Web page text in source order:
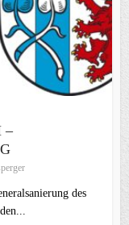
–
des